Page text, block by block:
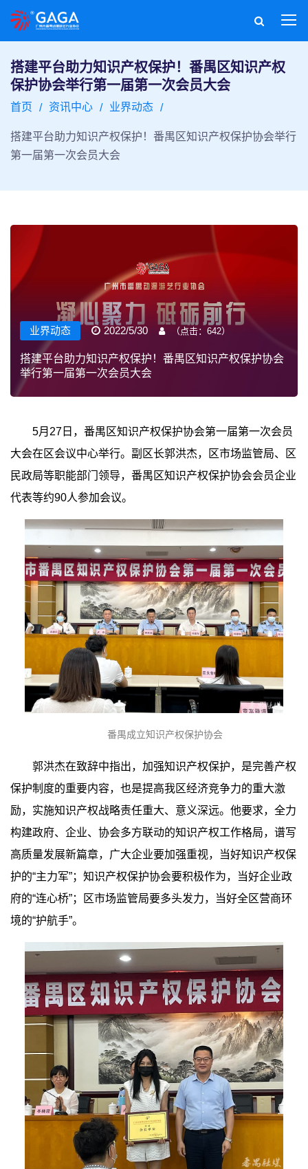
搭建平台助力知识产权保护！番禺区知识产权
保护协会举行第一届第一次会员大会
首页 资讯中心 业界动态
搭建平台助力知识产权保护！番禺区知识产权保护协会举行
第一届第一次会员大会
业界动态 2022/5/30 （点击： 642）
搭建平台助力知识产权保护！番禺区知识产权保护协会
举行第一届第一次会员大会
5月27日，番禺区知识产权保护协会第一届第一次会员
大会在区会议中心举行。副区长郭洪杰，区市场监管局、区
民政局等职能部门领导，番禺区知识产权保护协会会员企业
代表等约90人参加会议。
番禺成立知识产权保护协会
郭洪杰在致辞中指出，加强知识产权保护，是完善产权
保护制度的重要内容，也是提高我区经济竞争力的重大激
励，实施知识产权战略责任重大、意义深远。他要求，全力
构建政府、企业、协会多方联动的知识产权工作格局，谱写
高质量发展新篇章，广大企业要加强重视，当好知识产权保
护的“主力军”；知识产权保护协会要积极作为，当好企业政
府的“连心桥”；区市场监管局要多头发力，当好全区营商环
境的“护航手”。